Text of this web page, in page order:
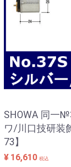
SHOWA 同一
ワ/川口技研装
73】
¥ 16,610 税込